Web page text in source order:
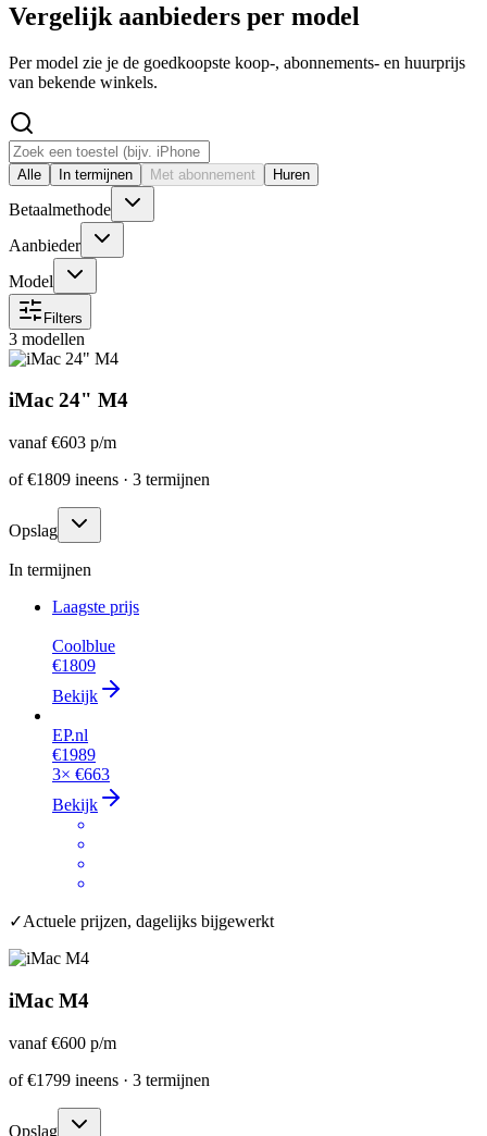
Vergelijk aanbieders per model
Per model zie je de goedkoopste koop-, abonnements- en huurprijs
van bekende winkels.
Alle In termijnen Met abonnement Huren
Betaalmethode
Aanbieder
Model
Filters
3 modellen
iMac 24" M4
vanaf€603 p/m
of€1809 ineens · 3 termijnen
Opslag
In termijnen
Laagste prijs
Coolblue
€1809
Bekijk
EP.nl
€1989
3× €663
Bekijk
✓Actuele prijzen, dagelijks bijgewerkt
iMac M4
vanaf€600 p/m
of€1799 ineens · 3 termijnen
Opslag